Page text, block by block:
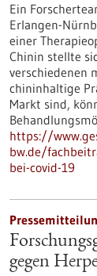
Ein
Erlangen-
einer
Chinin stellte
verschiedenen
chininhaltige
Markt sind,
https://
bw.de/
bei-covid-19
gegen